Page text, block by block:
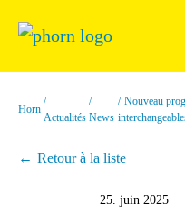
Horn
Actualités News
Nouveau
Retour à la liste
25. juin 2025